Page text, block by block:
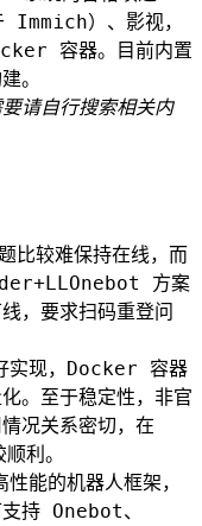
Immich）、影视，
容器。目前内置
。
请自行搜索相关内
比较难保持在线，而
方案
，要求扫码重登问
实现，Docker 容器
。至于稳定性，非官
况关系密切，在
利。
能的机器人框架，
持 Onebot、